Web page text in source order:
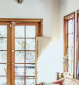
pijltjestoetsen